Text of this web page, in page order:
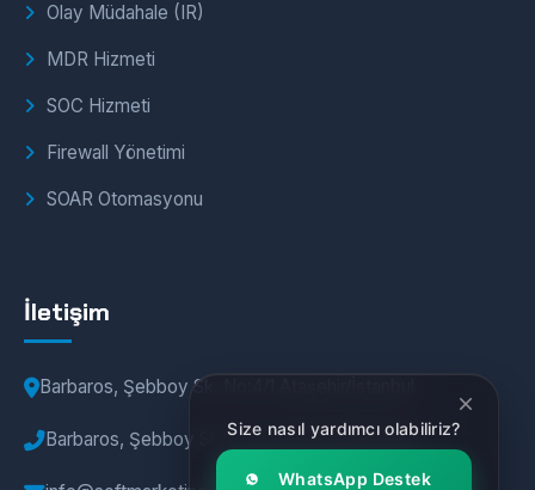
Olay Müdahale (IR)
MDR Hizmeti
SOC Hizmeti
Firewall Yönetimi
SOAR Otomasyonu
İletişim
Barbaros, Şebboy Sk. No:4/1 Ataşehir/İstanbul
Barbaros, Şebboy Sk. No:4/1 Ataşehir/İstanbul
Size nasıl yardımcı olabiliriz?
WhatsApp Destek